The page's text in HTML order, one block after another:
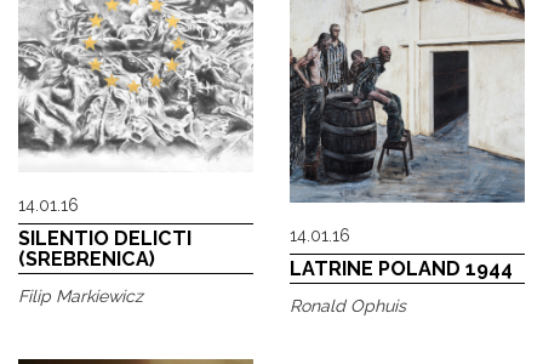
14.01.16
SILENTIO DELICTI
(SREBRENICA)
Filip Markiewicz
14.01.16
LATRINE POLAND 1944
Ronald Ophuis